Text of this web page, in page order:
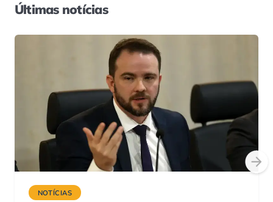
Últimas notícias
NOTÍCIAS